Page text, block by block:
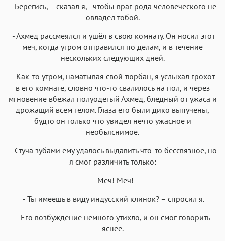
- Берегись, – сказал я, - чтобы враг рода человеческого не
овладел тобой.
- Ахмед рассмеялся и ушёл в свою комнату. Он носил этот
меч, когда утром отправился по делам, и в течение
нескольких следующих дней.
- Как-то утром, наматывая свой тюрбан, я услыхал грохот
в его комнате, словно что-то свалилось на пол, и через
мгновение вбежал полуодетый Ахмед, бледный от ужаса и
дрожащий всем телом. Глаза его были дико выпучены,
будто он только что увидел нечто ужасное и
необъяснимое.
- Стуча зубами ему удалось выдавить что-то бессвязное, но
я смог различить только:
- Меч! Меч!
- Ты имеешь в виду индусский клинок? – спросил я.
- Его возбуждение немного утихло, и он смог говорить
яснее.